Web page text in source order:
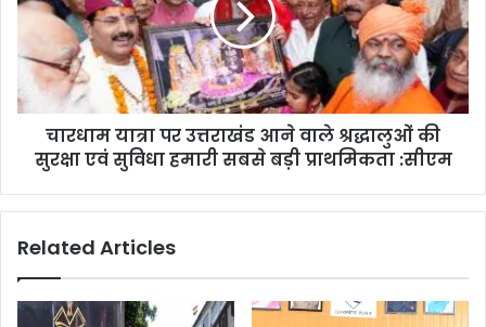
चारधाम यात्रा पर उत्तराखंड आने वाले श्रद्धालुओं की
सुरक्षा एवं सुविधा हमारी सबसे बड़ी प्राथमिकता :सीएम
Related Articles